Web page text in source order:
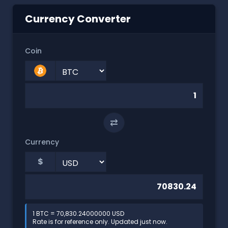
Currency Converter
Coin
⇄
Currency
$
1 BTC = 70,830.24000000 USD
Rate is for reference only. Updated just now.